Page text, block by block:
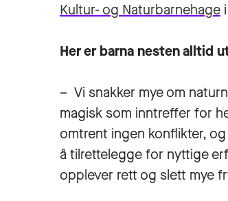
Kultur- og Naturbarnehage
Her er barna nesten alltid
– Vi snakker mye om
magisk som inntreffer for
omtrent ingen konflikter,
å tilrettelegge for nyttige
opplever rett og slett mye